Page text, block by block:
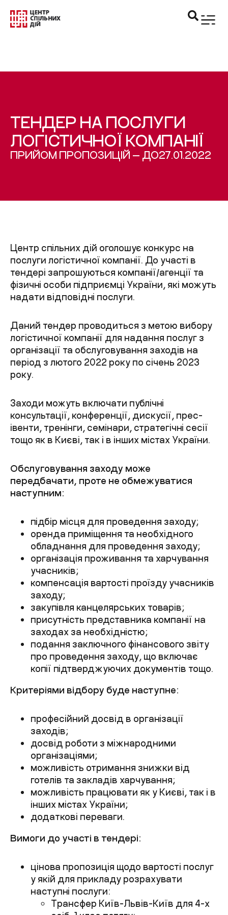
ТЕНДЕР НА ПОСЛУГИ
ЛОГІСТИЧНОЇ КОМПАНІЇ
ПРИЙОМ ПРОПОЗИЦІЙ — ДО27.01.2022
Центр спільних дій оголошує конкурс на
послуги логістичної компанії. До участі в
тендері запрошуються компанії/агенції та
фізичні особи підприємці України, які можуть
надати відповідні послуги.
Даний тендер проводиться з метою вибору
логістичної компанії для надання послуг з
організації та обслуговування заходів на
період з лютого 2022 року по січень 2023
року.
Заходи можуть включати публічні
консультації, конференції, дискусії, прес-
івенти, тренінги, семінари, стратегічні сесії
тощо як в Києві, так і в інших містах України.
Обслуговування заходу може
передбачати, проте не обмежуватися
наступним:
підбір місця для проведення заходу;
оренда приміщення та необхідного
обладнання для проведення заходу;
організація проживання та харчування
учасників;
компенсація вартості проїзду учасників
заходу;
закупівля канцелярських товарів;
присутність представника компанії на
заходах за необхідністю;
подання заключного фінансового звіту
про проведення заходу, що включає
копії підтверджуючих документів тощо.
Критеріями відбору буде наступне:
професійний досвід в організації
заходів;
досвід роботи з міжнародними
організаціями;
можливість отримання знижки від
готелів та закладів харчування;
можливість працювати як у Києві, так і в
інших містах України;
додаткові переваги.
Вимоги до участі в тендері:
цінова пропозиція щодо вартості послуг
у якій для прикладу розрахувати
наступні послуги:
Трансфер Київ-Львів-Київ для 4-х